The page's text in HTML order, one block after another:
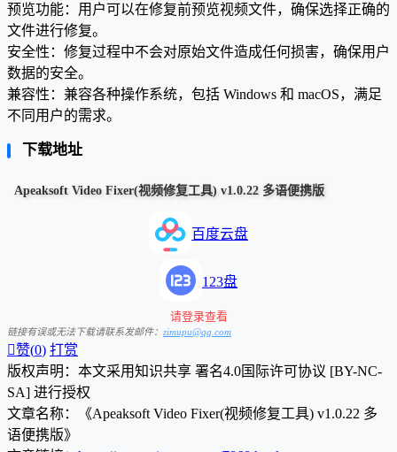
预览功能：用户可以在修复前预览视频文件，确保选择正确的
文件进行修复。
安全性：修复过程中不会对原始文件造成任何损害，确保用户
数据的安全。
兼容性：兼容各种操作系统，包括 Windows 和 macOS，满足
不同用户的需求。
下载地址
Apeaksoft Video Fixer(视频修复工具) v1.0.22 多语便携版
百度云盘
123盘
请登录查看
链接有误或无法下载请联系发邮件： zimupu@qq.com
赞(0) 打赏
版权声明：本文采用知识共享 署名4.0国际许可协议 [BY-NC-
SA] 进行授权
文章名称：《Apeaksoft Video Fixer(视频修复工具) v1.0.22 多
语便携版》